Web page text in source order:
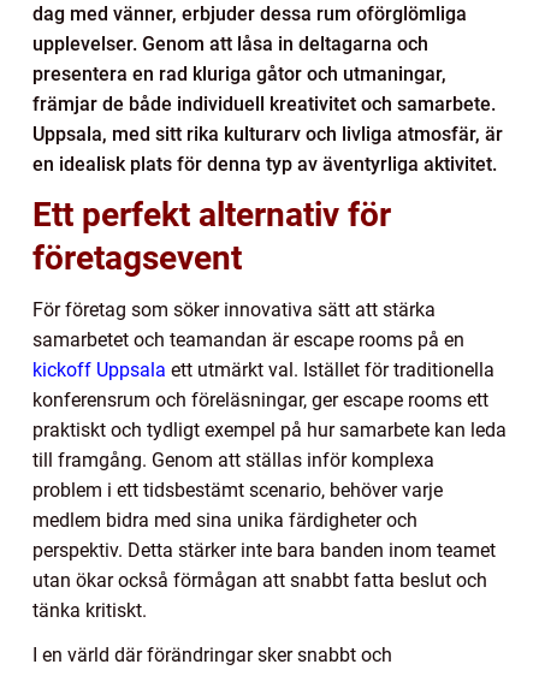
dag med vänner, erbjuder dessa rum oförglömliga
upplevelser. Genom att låsa in deltagarna och
presentera en rad kluriga gåtor och utmaningar,
främjar de både individuell kreativitet och samarbete.
Uppsala, med sitt rika kulturarv och livliga atmosfär, är
en idealisk plats för denna typ av äventyrliga aktivitet.
Ett perfekt alternativ för
företagsevent
För företag som söker innovativa sätt att stärka
samarbetet och teamandan är escape rooms på en
kickoff Uppsala ett utmärkt val. Istället för traditionella
konferensrum och föreläsningar, ger escape rooms ett
praktiskt och tydligt exempel på hur samarbete kan leda
till framgång. Genom att ställas inför komplexa
problem i ett tidsbestämt scenario, behöver varje
medlem bidra med sina unika färdigheter och
perspektiv. Detta stärker inte bara banden inom teamet
utan ökar också förmågan att snabbt fatta beslut och
tänka kritiskt.
I en värld där förändringar sker snabbt och